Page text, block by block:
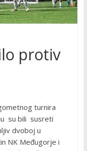
protiv
turnira
su bili susreti
dvoboj u
NK Međugorje i